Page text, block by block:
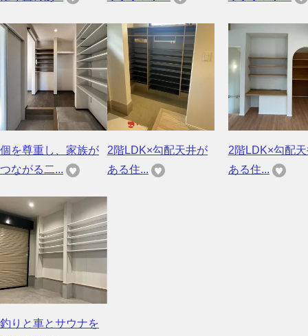
個を尊重し、家族が
つながる二...
2階LDK×勾配天井が
ある住...
2階LDK×勾配
ある住...
釣りと車とサウナを